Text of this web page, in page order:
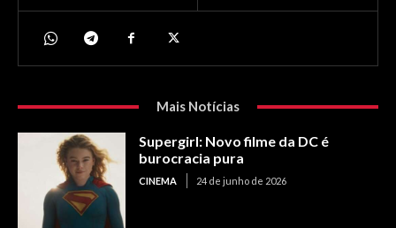
Mais Notícias
Supergirl: Novo filme da DC é
burocracia pura
CINEMA 24 de junho de 2026